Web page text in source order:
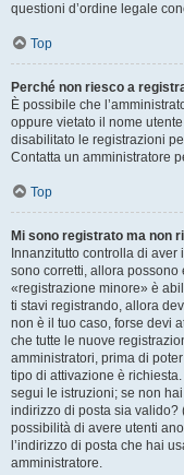
questioni d’ordine legale
Top
Perché non riesco a
È possibile che
oppure vietato il nome
disabilitato le registrazioni
Contatta un amministratore
Top
Mi sono registrato ma non
Innanzitutto controlla di
sono corretti, allora
«registrazione minore» è
ti stavi registrando, allora
non è il tuo caso, forse devi
che tutte le nuove
amministratori, prima di
tipo di attivazione è
segui le istruzioni; se non
indirizzo di posta sia valido?
possibilità di avere utenti
l’indirizzo di posta che hai
amministratore.